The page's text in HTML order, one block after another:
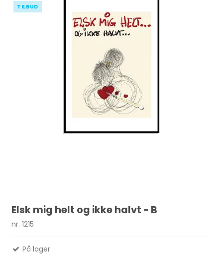
TILBUD
Elsk mig helt og ikke halvt - B
nr. 1215
På lager